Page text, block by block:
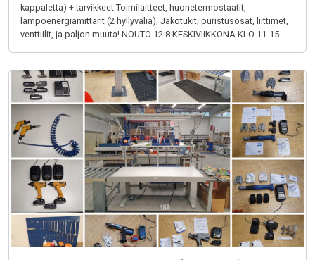
kappaletta) + tarvikkeet Toimilaitteet, huonetermostaatit,
lämpöenergiamittarit (2 hyllyväliä), Jakotukit, puristusosat, liittimet,
venttiilit, ja paljon muuta! NOUTO 12.8 KESKIVIIKKONA KLO 11-15